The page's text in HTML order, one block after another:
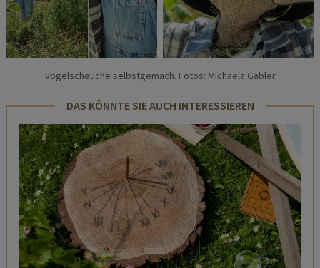
Vogelscheuche selbstgemach. Fotos: Michaela Gabler
DAS KÖNNTE SIE AUCH INTERESSIEREN